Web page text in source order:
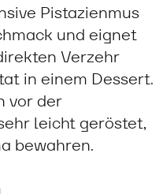
Pistazienmus
und eignet
Verzehr
in einem Dessert.
vor der
leicht geröstet,
bewahren.